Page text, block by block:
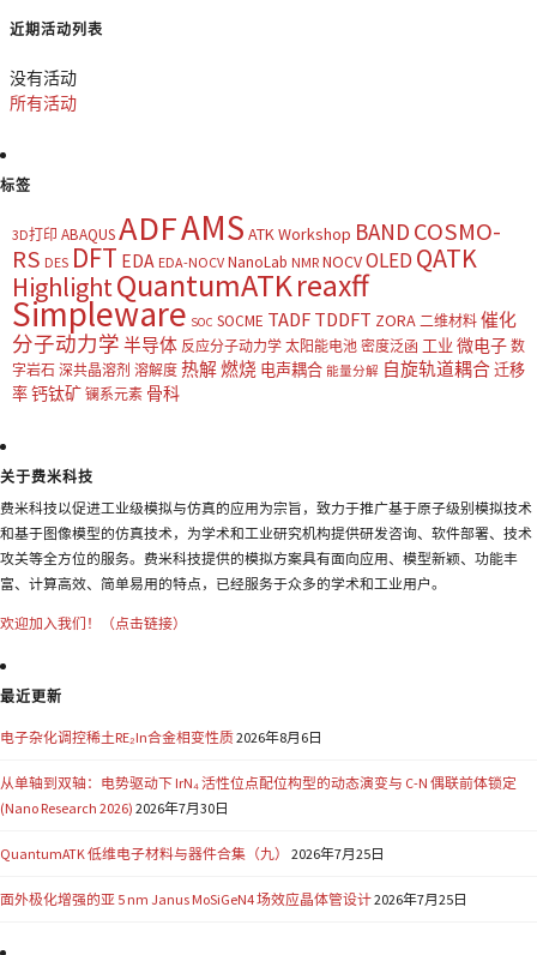
近期活动列表
没有活动
所有活动
标签
3D打印 ABAQUSADFAMS ATK Workshop BAND COSMO-
RS DES DFT EDA EDA-NOCV NanoLab NMR NOCVOLED QATK
HighlightQuantumATKreaxff
Simpleware SOC SOCME TADF TDDFT ZORA 二维材料 催化
分子动力学 半导体 反应分子动力学 太阳能电池 密度泛函 工业 微电子 数
字岩石 深共晶溶剂 溶解度 热解燃烧 电声耦合 能量分解 自旋轨道耦合迁移
率钙钛矿 镧系元素 骨科
关于费米科技
费米科技以促进工业级模拟与仿真的应用为宗旨，致力于推广基于原子级别模拟技术
和基于图像模型的仿真技术，为学术和工业研究机构提供研发咨询、软件部署、技术
攻关等全方位的服务。费米科技提供的模拟方案具有面向应用、模型新颖、功能丰
富、计算高效、简单易用的特点，已经服务于众多的学术和工业用户。
欢迎加入我们！（点击链接）
最近更新
电子杂化调控稀土RE₂In合金相变性质2026年8月6日
从单轴到双轴：电势驱动下 IrN₄ 活性位点配位构型的动态演变与 C-N 偶联前体锁定
(Nano Research 2026) 2026年7月30日
QuantumATK 低维电子材料与器件合集（九） 2026年7月25日
面外极化增强的亚 5 nm Janus MoSiGeN4 场效应晶体管设计2026年7月25日